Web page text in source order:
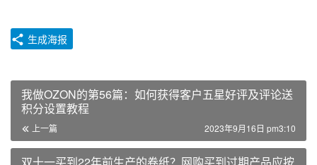
生成海报
我做OZON的第56篇：如何获得客户五星好评及评论送
积分设置教程
上一篇 2023年9月16日 pm3:10